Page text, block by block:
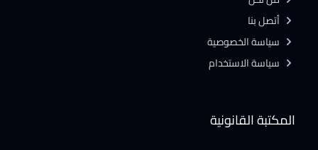
المكتبة القانونية
أتصل بنا
سياسة الخصوصية
سياسة الاستخدام